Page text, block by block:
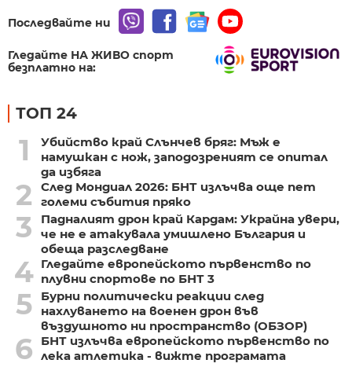
Последвайте ни
Гледайте НА ЖИВО спорт
безплатно на:
ТОП 24
1
Убийство край Слънчев бряг: Мъж е
намушкан с нож, заподозреният се опитал
да избяга
2
След Мондиал 2026: БНТ излъчва още пет
големи събития пряко
3
Падналият дрон край Кардам: Украйна увери,
че не е атакувала умишлено България и
обеща разследване
4 Гледайте европейското първенство по
плувни спортове по БНТ 3
5
Бурни политически реакции след
нахлуването на военен дрон във
въздушното ни пространство (ОБЗОР)
6
БНТ излъчва европейското първенство по
лека атлетика - вижте програмата